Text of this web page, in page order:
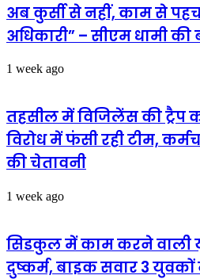
विभाग
ने
बढ़ाई
अब कुर्सी से नहीं, काम से
अधिकारी” – सीएम धामी की
1 week ago
तहसील में विजिलेंस की ट्रैप
विरोध में फंसी रही टीम,
की चेतावनी
1 week ago
सिडकुल में काम करने वाली
दुष्कर्म, बाइक सवार 3